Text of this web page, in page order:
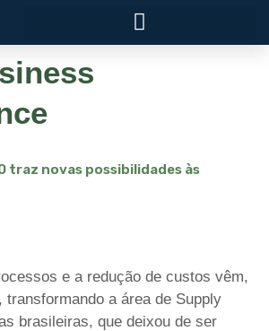
traz novas possibilidades às
e a redução de custos vêm,
transformando a área de Supply
brasileiras, que deixou de ser